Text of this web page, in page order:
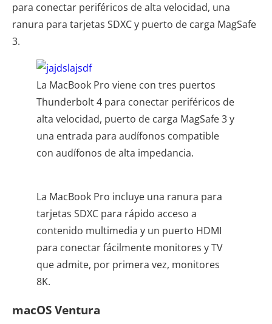
para conectar periféricos de alta velocidad, una
ranura para tarjetas SDXC y puerto de carga MagSafe
3.
La MacBook Pro viene con tres puertos
Thunderbolt 4 para conectar periféricos de
alta velocidad, puerto de carga MagSafe 3 y
una entrada para audífonos compatible
con audífonos de alta impedancia.
La MacBook Pro incluye una ranura para
tarjetas SDXC para rápido acceso a
contenido multimedia y un puerto HDMI
para conectar fácilmente monitores y TV
que admite, por primera vez, monitores
8K.
macOS Ventura